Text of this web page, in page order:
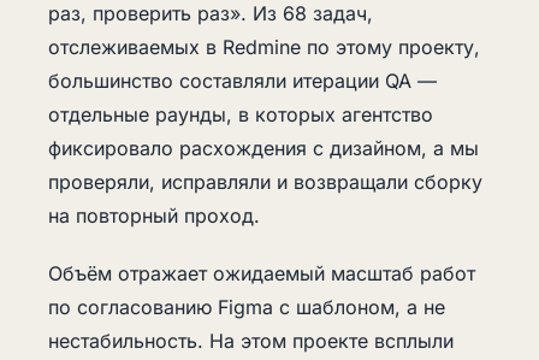
раз, проверить раз». Из 68 задач,
отслеживаемых в Redmine по этому проекту,
большинство составляли итерации QA —
отдельные раунды, в которых агентство
фиксировало расхождения с дизайном, а мы
проверяли, исправляли и возвращали сборку
на повторный проход.
Объём отражает ожидаемый масштаб работ
по согласованию Figma с шаблоном, а не
нестабильность. На этом проекте всплыли